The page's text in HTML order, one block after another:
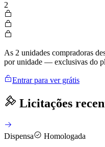
2
As 2 unidades compradoras
por unidade — exclusivas do
Entrar para ver grátis
Licitações
Dispensa
Homologada